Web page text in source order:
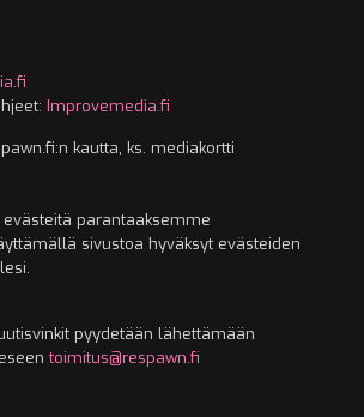
Improvemedia.fi
kautta, ks. mediakortti
parantaaksemme
sivustoa hyväksyt evästeiden
pyydetään lähettämään
toimitus@respawn.fi